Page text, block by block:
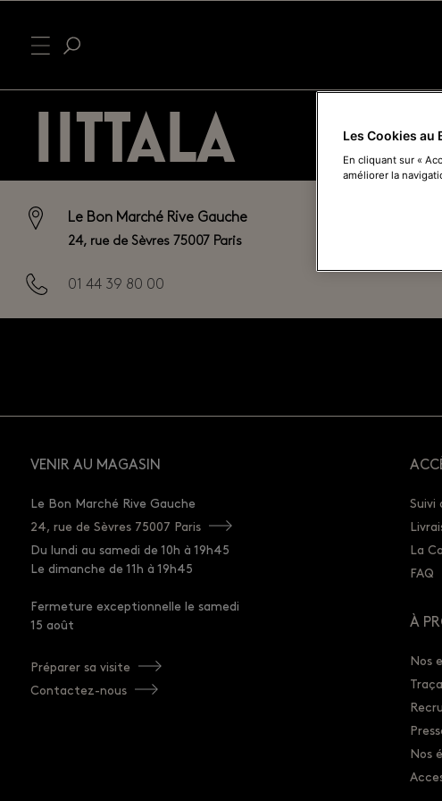
IITTALA
Le Bon Marché Rive Gauche
24, rue de Sèvres 75007 Paris
01 44 39 80 00
VENIR AU MAGASIN
Le Bon Marché Rive Gauche
24, rue de Sèvres 75007 Paris
Du lundi au samedi de 10h à 19h45
Le dimanche de 11h à 19h45
Fermeture exceptionnelle le samedi
15 août
Préparer sa visite
Contactez-nous
Suivi
La
FAQ
À
Nos
Nos
Les Cookies au
En cliquant sur «
améliorer la